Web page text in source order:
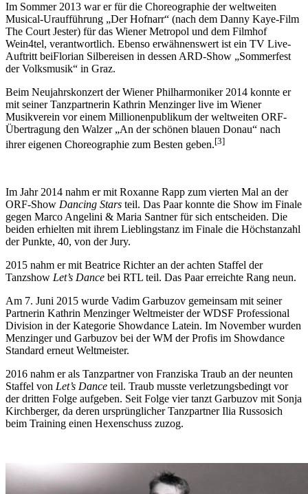
Im Sommer 2013 war er für die Choreographie der weltweiten
Musical-Uraufführung „Der Hofnarr“ (nach dem Danny Kaye-Film
The Court Jester) für das Wiener Metropol und dem Filmhof
Wein4tel, verantwortlich. Ebenso erwähnenswert ist ein TV Live-
Auftritt beiFlorian Silbereisen in dessen ARD-Show „Sommerfest
der Volksmusik“ in Graz.
Beim Neujahrskonzert der Wiener Philharmoniker 2014 konnte er
mit seiner Tanzpartnerin Kathrin Menzinger live im Wiener
Musikverein vor einem Millionenpublikum der weltweiten ORF-
Übertragung den Walzer „An der schönen blauen Donau“ nach
ihrer eigenen Choreographie zum Besten geben.[3]
Im Jahr 2014 nahm er mit Roxanne Rapp zum vierten Mal an der
ORF-Show Dancing Stars teil. Das Paar konnte die Show im Finale
gegen Marco Angelini & Maria Santner für sich entscheiden. Die
beiden erhielten mit ihrem Lieblingstanz im Finale die Höchstanzahl
der Punkte, 40, von der Jury.
2015 nahm er mit Beatrice Richter an der achten Staffel der
Tanzshow Let’s Dance bei RTL teil. Das Paar erreichte Rang neun.
Am 7. Juni 2015 wurde Vadim Garbuzov gemeinsam mit seiner
Partnerin Kathrin Menzinger Weltmeister der WDSF Professional
Division in der Kategorie Showdance Latein. Im November wurden
Menzinger und Garbuzov bei der WM der Profis im Showdance
Standard erneut Weltmeister.
2016 nahm er als Tanzpartner von Franziska Traub an der neunten
Staffel von Let’s Dance teil. Traub musste verletzungsbedingt vor
der dritten Folge aufgeben. Seit Folge vier tanzt Garbuzov mit Sonja
Kirchberger, da deren ursprünglicher Tanzpartner Ilia Russosich
beim Training einen Hexenschuss zuzog.